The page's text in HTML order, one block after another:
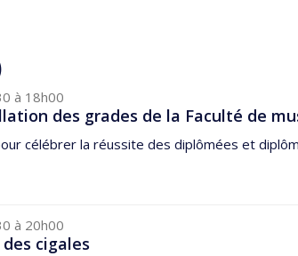
à 18h00
des grades de la Faculté de
célébrer la réussite des diplômées et
à 20h00
cigales